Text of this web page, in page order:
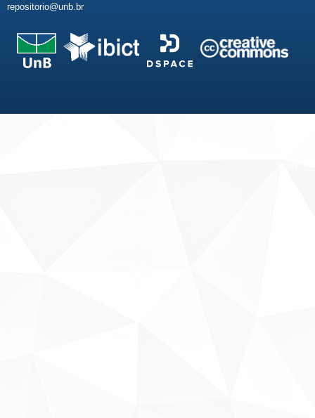
repositorio@unb.br